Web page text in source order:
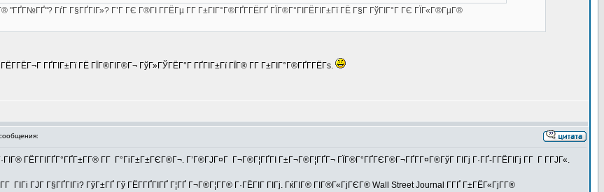
"ГҐГ№ГҐ"? ГѓГ Г§ГҐГІГ»? Г’Г ГЄ Г®ГІ Г­ГЁГµ Г­Г Г±ГІГ°Г®ГҐГ­ГЁГҐ ГЇГ®Г°ГІГЁГІГ±Гї ГЁ Г§Г ГўГІГ°Г ГЄ ГЇГ«Г®ГµГ®
ГҐГІГ±Гї ГЁ ГЇГ®ГІГ®Г¬ ГўГ»ГЎГЁГ°Г ГҐГІГ±Гї ГЇГ® Г­Г Г±ГІГ°Г®ГҐГ­ГЁГѕ.
ГЁГ­ГІГҐГ°ГҐГ±Г­Г® Г­Г Г°ГіГ±Г±ГЄГ®Г¬. Г’Г®ГЈГ¤Г Г¬Г®Г¦ГҐГІ Г±Г¬Г®Г¦ГҐГ¬ ГЇГ®Г°ГҐГЄГ®Г¬ГҐГ­Г¤Г®ГўГ ГІГј Г·ГҐ-Г­ГЁГІГј Г­Г Г Г­ГЈГ«.
ГІГі ГЈГ Г§ГҐГІГі? ГўГ±ГҐ Гў ГЁГ­ГҐГІГҐ Г¦ГҐ Г¬Г®Г¦Г­Г® Г·ГЁГІГ ГІГј. ГќГІГ® ГІГ®Г«ГјГЄГ® Wall Street Journal Г­ГҐ Г±ГЁГ«ГјГ­Г®